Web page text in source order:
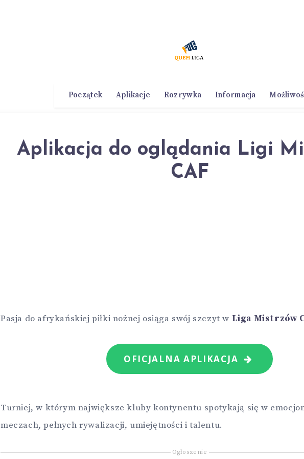
Początek Aplikacje Rozrywka Informacja
Aplikacja do oglądania Ligi
CAF
Pasja do afrykańskiej piłki nożnej osiąga swój szczyt w Liga Mistrzów
OFICJALNA APLIKACJA
Turniej, w którym największe kluby kontynentu spotykają się w
meczach, pełnych rywalizacji, umiejętności i talentu.
Ogłoszenie